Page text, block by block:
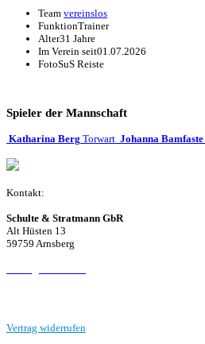
Team vereinslos
FunktionTrainer
Alter31 Jahre
Im Verein seit01.07.2026
FotoSuS Reiste
Spieler der Mannschaft
Katharina Berg Torwart Johanna Bamfaste
Kontakt:
Schulte & Stratmann GbR
Alt Hüsten 13
59759 Arnsberg
Vertrag widerrufen